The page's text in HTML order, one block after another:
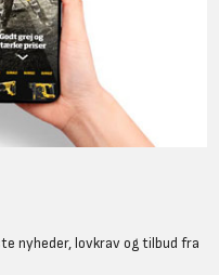
nyheder, lovkrav og tilbud fra